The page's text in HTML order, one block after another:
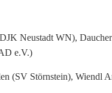
Neustadt WN),
e.V.)
(SV Störnstein), Wiendl